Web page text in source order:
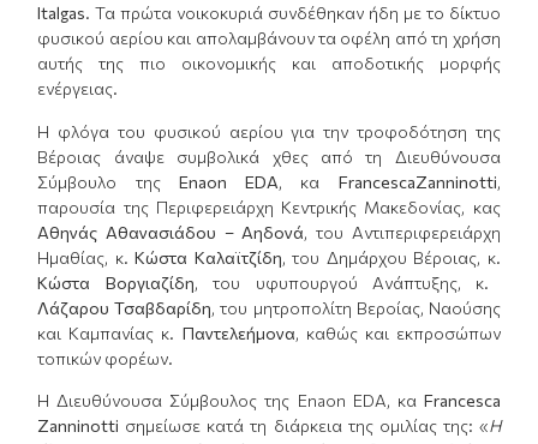
Italgas. Τα πρώτα νοικοκυριά συνδέθηκαν ήδη με το δίκτυο
φυσικού αερίου και απολαμβάνουν τα οφέλη από τη χρήση
αυτής της πιο οικονομικής και αποδοτικής μορφής
ενέργειας.
Η φλόγα του φυσικού αερίου για την τροφοδότηση της
Βέροιας άναψε συμβολικά χθες από τη Διευθύνουσα
Σύμβουλο της Enaon EDA, κα FrancescaZanninotti,
παρουσία της Περιφερειάρχη Κεντρικής Μακεδονίας, κας
Αθηνάς Αθανασιάδου – Αηδονά, του Αντιπεριφερειάρχη
Ημαθίας, κ.Κώστα Καλαϊτζίδη, του Δημάρχου Βέροιας, κ.
Κώστα Βοργιαζίδη, του υφυπουργού Ανάπτυξης, κ.
Λάζαρου Τσαβδαρίδη, του μητροπολίτη Βεροίας, Ναούσης
και Καμπανίας κ. Παντελεήμονα, καθώς και εκπροσώπων
τοπικών φορέων.
Η Διευθύνουσα Σύμβουλος της Enaon EDA, κα Francesca
Zanninotti σημείωσε κατά τη διάρκεια της ομιλίας της: «Η